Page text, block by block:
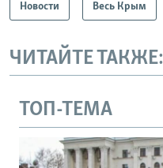
Новости Весь Крым
ЧИТАЙТЕ ТАКЖЕ:
ТОП-ТЕМА